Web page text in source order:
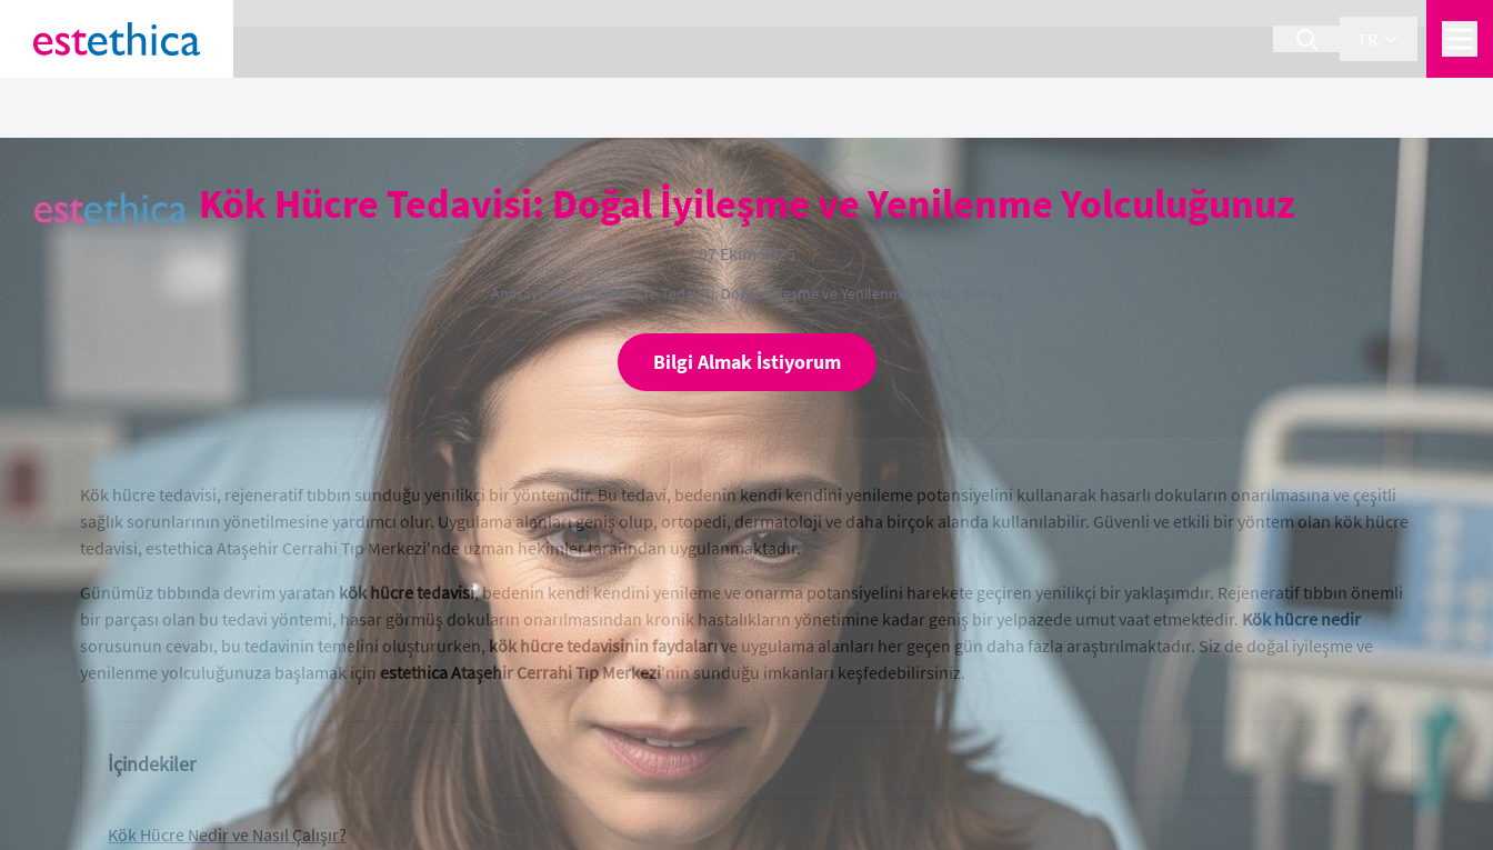
Kök Hücre Tedavisi: Doğal İyileşme ve Yenilenme Yolculuğunuz
07 Ekim 2025
Anasayfa›Blog›Kök Hücre Tedavisi: Doğal İyileşme ve Yenilenme Yolculuğunuz
Bilgi Almak İstiyorum
Kök hücre tedavisi, rejeneratif tıbbın sunduğu yenilikçi bir yöntemdir. Bu tedavi, bedenin kendi kendini yenileme potansiyelini kullanarak hasarlı dokuların onarılmasına ve çeşitli
sağlık sorunlarının yönetilmesine yardımcı olur. Uygulama alanları geniş olup, ortopedi, dermatoloji ve daha birçok alanda kullanılabilir. Güvenli ve etkili bir yöntem olan kök hücre
tedavisi, estethica Ataşehir Cerrahi Tıp Merkezi'nde uzman hekimler tarafından uygulanmaktadır.
Günümüz tıbbında devrim yaratan kök hücre tedavisi, bedenin kendi kendini yenileme ve onarma potansiyelini harekete geçiren yenilikçi bir yaklaşımdır. Rejeneratif tıbbın önemli
bir parçası olan bu tedavi yöntemi, hasar görmüş dokuların onarılmasından kronik hastalıkların yönetimine kadar geniş bir yelpazede umut vaat etmektedir. Kök hücre nedir
sorusunun cevabı, bu tedavinin temelini oluştururken, kök hücre tedavisinin faydalarıve uygulama alanları her geçen gün daha fazla araştırılmaktadır. Siz de doğal iyileşme ve
yenilenme yolculuğunuza başlamak için estethica Ataşehir Cerrahi Tıp Merkezi'nin sunduğu imkanları keşfedebilirsiniz.
İçindekiler
Kök Hücre Nedir ve Nasıl Çalışır?